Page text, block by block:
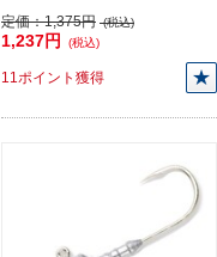
定価：1,375円 (税込)
1,237円 (税込)
11ポイント獲得